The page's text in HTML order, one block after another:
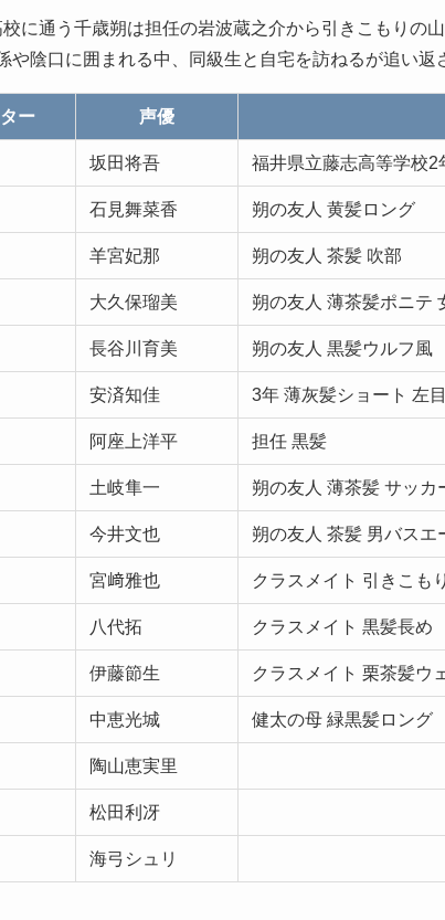
に通う千歳朔は担任の岩波蔵之介から引きこもりの
や陰口に囲まれる中、同級生と自宅を訪ねるが追い返
ー 声優
坂田将吾 福井県立藤志高等学校2
石見舞菜香 朔の友人 黄髪ロング
羊宮妃那 朔の友人 茶髪 吹部
大久保瑠美 朔の友人 薄茶髪ポニテ
長谷川育美 朔の友人 黒髪ウルフ風
安済知佳 3年 薄灰髪ショート 左
阿座上洋平 担任 黒髪
土岐隼一 朔の友人 薄茶髪 サッカ
今井文也 朔の友人 茶髪 男バスエ
宮﨑雅也 クラスメイト 引きこも
八代拓 クラスメイト 黒髪長め
伊藤節生 クラスメイト 栗茶髪ウ
中恵光城 健太の母 緑黒髪ロング
陶山恵実里
松田利冴
海弓シュリ